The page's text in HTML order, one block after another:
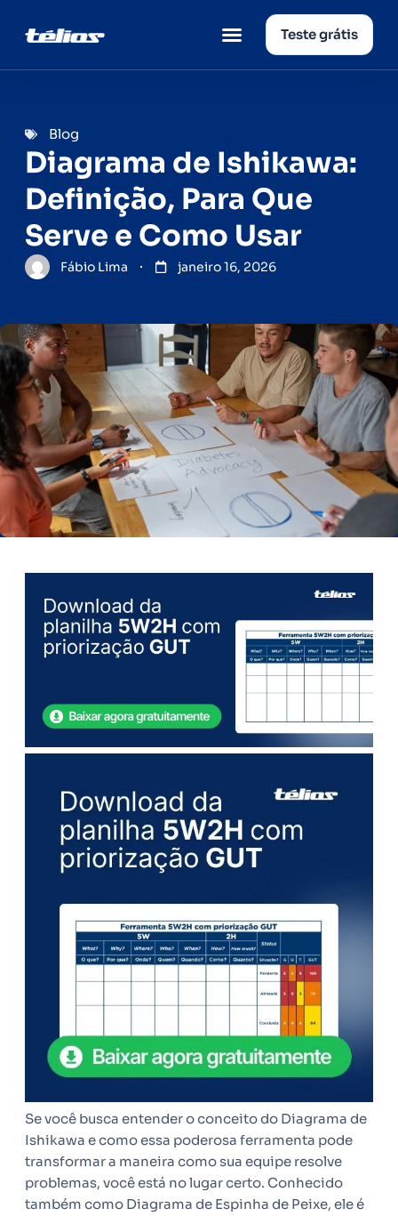
Teste grátis
Blog
Diagrama de Ishikawa:
Definição, Para Que
Serve e Como Usar
Fábio Lima janeiro 16, 2026
Se você busca entender o conceito do Diagrama de
Ishikawa e como essa poderosa ferramenta pode
transformar a maneira como sua equipe resolve
problemas, você está no lugar certo. Conhecido
também como Diagrama de Espinha de Peixe, ele é